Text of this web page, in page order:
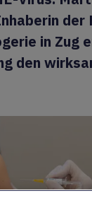
der
in Zug
den